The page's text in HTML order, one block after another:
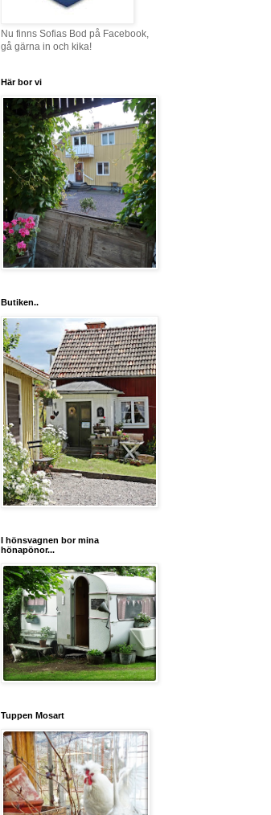
Nu finns Sofias Bod på Facebook,
gå gärna in och kika!
Här bor vi
Butiken..
I hönsvagnen bor mina
hönapönor...
Tuppen Mosart